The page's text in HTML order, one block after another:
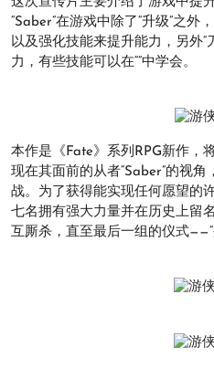
“Saber”在游戏中除了“升级”之外
以及强化技能来提升能力，另外“
力，有些技能可以在“”中学会。
本作是《Fate》系列RPG新作，
现在其面前的从者“Saber”的视
战。为了获得能实现任何愿望的
七名拥有强大力量并在历史上留
互厮杀，直至最后一组的仪式——“